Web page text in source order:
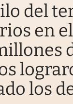
del
en
los